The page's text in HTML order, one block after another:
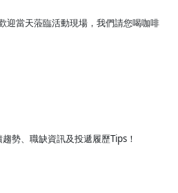
迎當天蒞臨活動現場，我們請您喝咖啡
勢、職缺資訊及投遞履歷Tips！